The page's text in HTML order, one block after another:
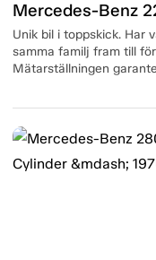
Mercedes-Benz
Unik bil i toppskick. Har
samma familj fram till
Mätarställningen